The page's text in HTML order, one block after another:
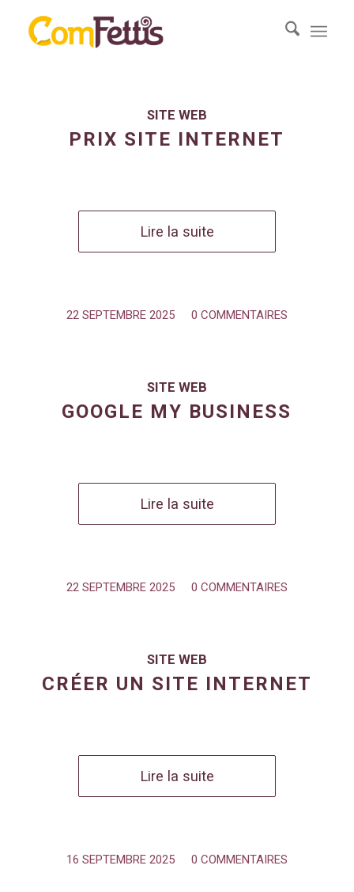
SITE WEB
PRIX SITE INTERNET
Lire la suite
22 SEPTEMBRE 2025
/ 0 COMMENTAIRES
SITE WEB
GOOGLE MY BUSINESS
Lire la suite
22 SEPTEMBRE 2025
/ 0 COMMENTAIRES
SITE WEB
CRÉER UN SITE INTERNET
Lire la suite
16 SEPTEMBRE 2025
/ 0 COMMENTAIRES